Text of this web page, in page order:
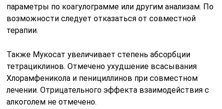
параметры по коагулограмме или другим анализам. По
возможности следует отказаться от совместной
терапии.
Также Мукосат увеличивает степень абсорбции
тетрациклинов. Отмечено ухудшение всасывания
Хлорамфеникола и пенициллинов при совместном
лечении. Отрицательного эффекта взаимодействия с
алкоголем не отмечено.